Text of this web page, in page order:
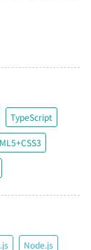
TypeScript
Node.js